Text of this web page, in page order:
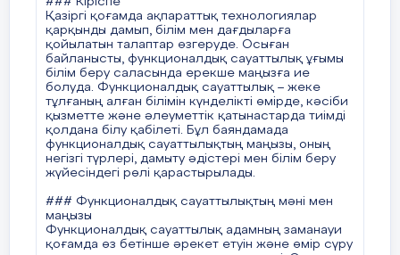
#### 4. **Ақпараттық-коммуникациялық
технологияларды (АКТ) пайдалану**
Қазіргі таңда сандық технологиялар
функционалдық сауаттылықтың маңызды бөлігі
болып табылады. Оқушыларға интернет-
ресурстарды қолдануды, электрондық
оқулықтармен жұмыс істеуді, онлайн курстардан
білім алуды үйрету маңызды.
#### 5. **Пәнаралық байланыс**
Функционалдық сауаттылықты дамыту үшін
әртүрлі пәндер бойынша интеграцияланған
сабақтар өткізу қажет. Мысалы, математика
сабақтарында қаржылық сауаттылық
элементтерін қосу немесе тарих сабақтарында
құқықтық сауаттылықты дамытуға назар аудару.
#### 6. **Жеке оқыту әдістері**
Қазіргі қоғамда ақпараттық технологиялар
қарқынды дамып, білім мен дағдыларға
қойылатын талаптар өзгеруде. Осыған
байланысты, функционалдық сауаттылық ұғымы
білім беру саласында ерекше маңызға ие
болуда. Функционалдық сауаттылық – жеке
тұлғаның алған білімін күнделікті өмірде, кәсіби
қызметте және әлеуметтік қатынастарда тиімді
қолдана білу қабілеті. Бұл баяндамада
функционалдық сауаттылықтың маңызы, оның
негізгі түрлері, дамыту әдістері мен білім беру
жүйесіндегі рөлі қарастырылады.
### Функционалдық сауаттылықтың мәні мен
маңызы
Функционалдық сауаттылық адамның заманауи
қоғамда өз бетінше әрекет етуін және өмір сүру